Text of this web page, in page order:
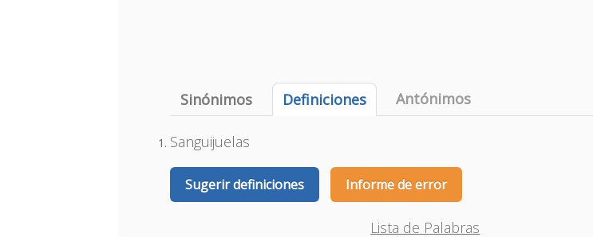
Sinónimos Definiciones Antónimos
Sanguijuelas
Sugerir definiciones Informe de error
Lista de Palabras